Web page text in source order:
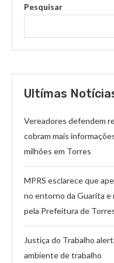
Pesquisar
Ultímas
Vereadores defendem
cobram mais
milhões em Torres
MPRS esclarece que
no entorno da Guarita e
pela Prefeitura de
Justiça do Trabalho
ambiente de trabalho